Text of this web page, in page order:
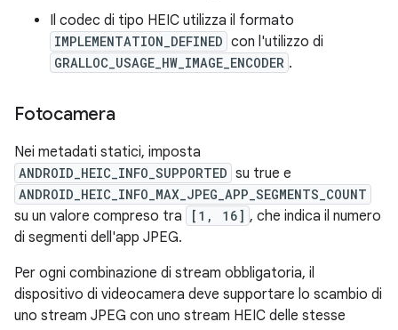
Il codec di tipo HEIC utilizza il formato
IMPLEMENTATION_DEFINED con l'utilizzo di
GRALLOC_USAGE_HW_IMAGE_ENCODER .
Fotocamera
Nei metadati statici, imposta
ANDROID_HEIC_INFO_SUPPORTED su true e
ANDROID_HEIC_INFO_MAX_JPEG_APP_SEGMENTS_COUNT
su un valore compreso tra [1, 16] , che indica il numero
di segmenti dell'app JPEG.
Per ogni combinazione di stream obbligatoria, il
dispositivo di videocamera deve supportare lo scambio di
uno stream JPEG con uno stream HEIC delle stesse